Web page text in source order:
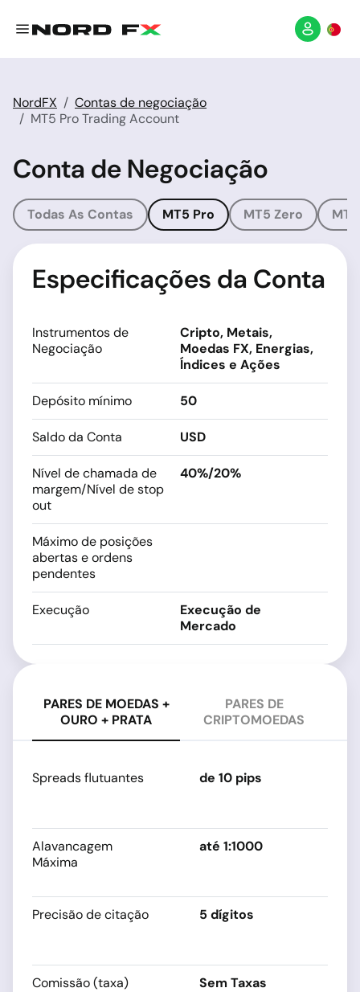
NordFX
Contas de negociação
MT5 Pro Trading Account
Conta de Negociação
Todas As Contas MT5 Pro MT5 Zero
Especificações da Conta
Instrumentos de
Negociação
Cripto, Metais,
Moedas FX, Energias,
Índices e Ações
Depósito mínimo 50
Saldo da Conta USD
Nível de chamada de
margem/Nível de stop
out
40%/20%
Máximo de posições
abertas e ordens
pendentes
Execução
Execução de
Mercado
PARES DE MOEDAS +
OURO + PRATA
PARES DE
CRIPTOMOEDAS
Spreads flutuantes de 10 pips
Alavancagem
Máxima
até 1:1000
Precisão de citação 5 dígitos
Comissão (taxa) Sem Taxas